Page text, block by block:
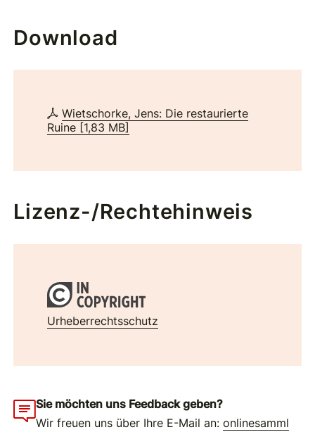
Download
Wietschorke, Jens: Die restaurierte
Ruine [1,83 MB]
Lizenz-/Rechtehinweis
Urheberrechtsschutz
Sie möchten uns Feedback geben?
Wir freuen uns über Ihre E-Mail an:onlinesamml